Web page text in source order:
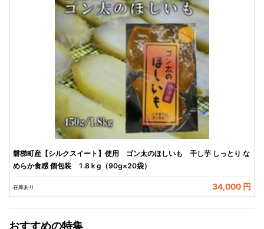
磐梯町産【シルクスイート】使用 ゴン太のほしいも 干し芋 しっとり な
めらか食感 個包装 1.8ｋg（90g×20袋）
在庫あり 34,000 円
おすすめの特集